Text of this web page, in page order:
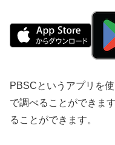
PBSCというアプリを
で調べることができま
ることができます。